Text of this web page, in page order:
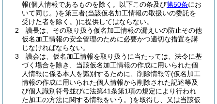
報(個人情報であるものを除く。以下この条及び第50条にお
いて同じ。)を第三者(当該仮名加工情報の取扱いの委託を
受けた者を除く。)に提供してはならない。
2
議長は、その取り扱う仮名加工情報の漏えいの防止その他
仮名加工情報の安全管理のために必要かつ適切な措置を講
じなければならない。
3
議会は、仮名加工情報を取り扱うに当たっては、法令に基
づく場合を除き、当該仮名加工情報の作成に用いられた個
人情報に係る本人を識別するために、削除情報等(仮名加工
情報の作成に用いられた個人情報から削除された記述等及
び個人識別符号並びに法第41条第1項の規定により行われ
た加工の方法に関する情報をいう。)を取得し、又は当該仮